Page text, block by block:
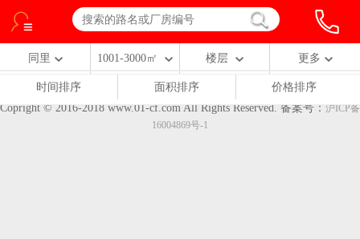
同里 1001-3000㎡ 楼层 更多
时间排序 面积排序
价格排序
Copright © 2016-2018 www.01-cf.com All Rights Reserved. 备案号： 沪ICP备
16004869号-1